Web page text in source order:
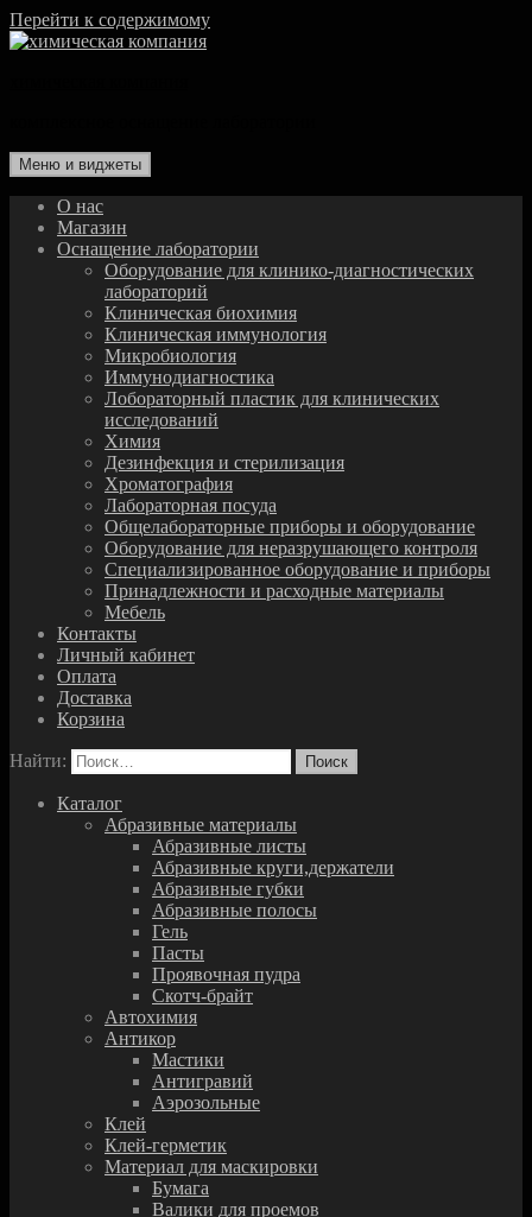
Перейти к содержимому
Меню и виджеты
О нас
Магазин
Оснащение лаборатории
Оборудование для клинико-диагностических
лабораторий
Клиническая биохимия
Клиническая иммунология
Микробиология
Иммунодиагностика
Лобораторный пластик для клинических
исследований
Химия
Дезинфекция и стерилизация
Хроматография
Лабораторная посуда
Общелабораторные приборы и оборудование
Оборудование для неразрушающего контроля
Специализированное оборудование и приборы
Принадлежности и расходные материалы
Мебель
Контакты
Личный кабинет
Оплата
Доставка
Корзина
Найти:
Каталог
Абразивные материалы
Абразивные листы
Абразивные круги,держатели
Абразивные губки
Абразивные полосы
Гель
Пасты
Проявочная пудра
Скотч-брайт
Автохимия
Антикор
Мастики
Антигравий
Аэрозольные
Клей
Клей-герметик
Материал для маскировки
Бумага
Валики для проемов